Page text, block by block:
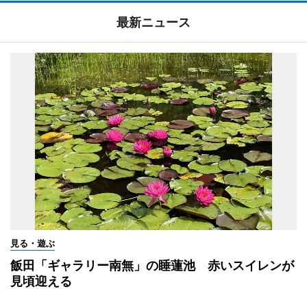
最新ニュース
見る・遊ぶ
飯田「ギャラリー南無」の睡蓮池 赤いスイレンが
見頃迎える